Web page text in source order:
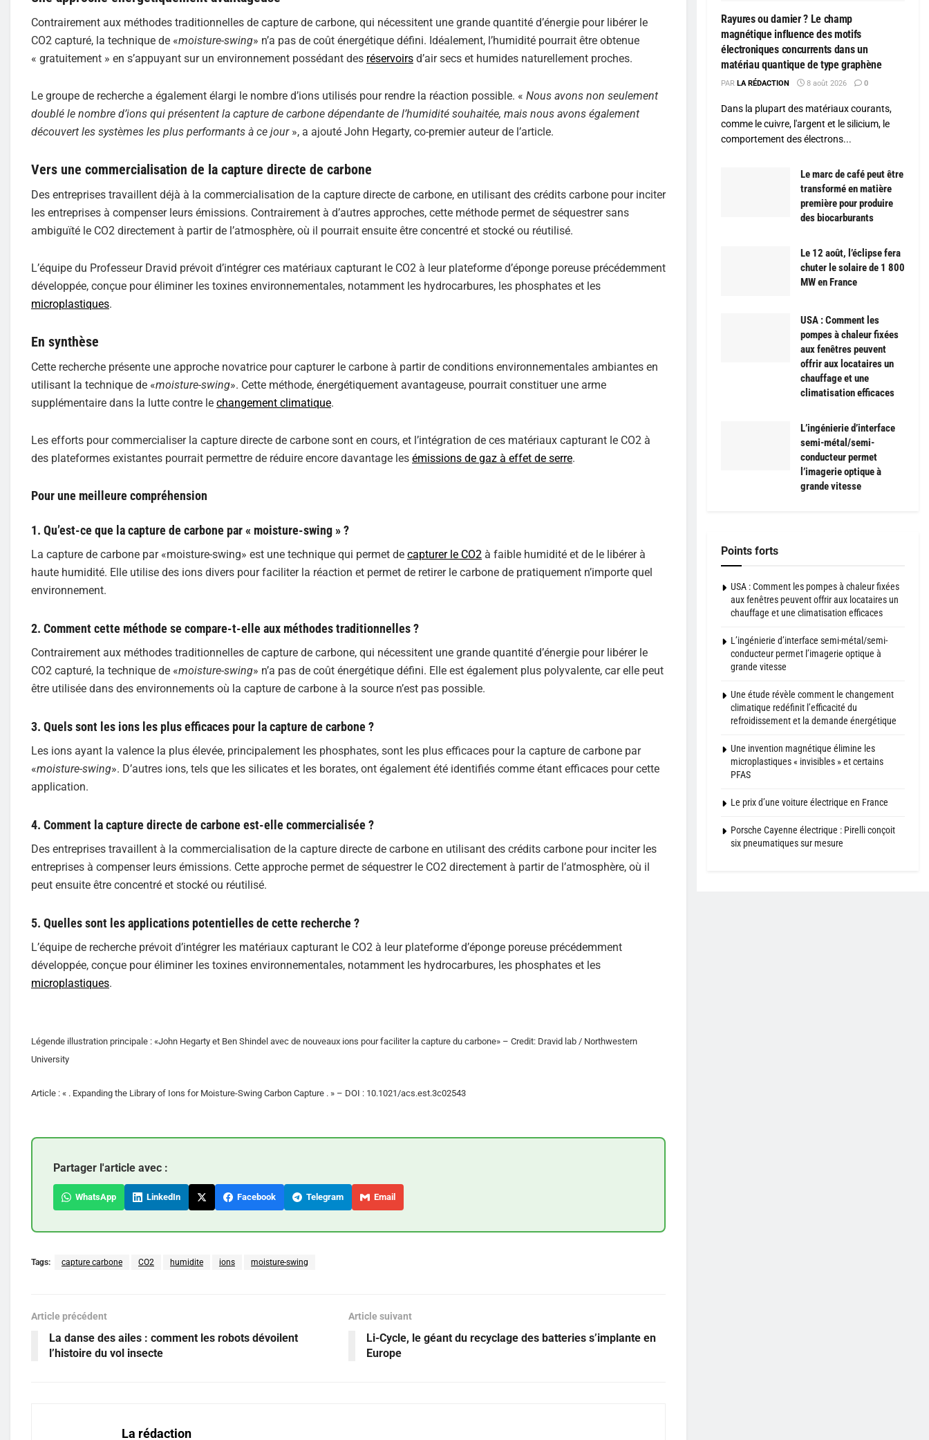
Contrairement aux méthodes traditionnelles de capture de carbone, qui nécessitent une grande quantité d’énergie pour libérer le
CO2 capturé, la technique de «moisture-swing» n’a pas de coût énergétique défini. Idéalement, l’humidité pourrait être obtenue
« gratuitement » en s’appuyant sur un environnement possédant des réservoirs d’air secs et humides naturellement proches.
Le groupe de recherche a également élargi le nombre d’ions utilisés pour rendre la réaction possible. « Nous avons non seulement
doublé le nombre d’ions qui présentent la capture de carbone dépendante de l’humidité souhaitée, mais nous avons également
découvert les systèmes les plus performants à ce jour », a ajouté John Hegarty, co-premier auteur de l’article.
Vers une commercialisation de la capture directe de carbone
Des entreprises travaillent déjà à la commercialisation de la capture directe de carbone, en utilisant des crédits carbone pour inciter
les entreprises à compenser leurs émissions. Contrairement à d’autres approches, cette méthode permet de séquestrer sans
ambiguïté le CO2 directement à partir de l’atmosphère, où il pourrait ensuite être concentré et stocké ou réutilisé.
L’équipe du Professeur Dravid prévoit d’intégrer ces matériaux capturant le CO2 à leur plateforme d’éponge poreuse précédemment
développée, conçue pour éliminer les toxines environnementales, notamment les hydrocarbures, les phosphates et les
microplastiques.
En synthèse
Cette recherche présente une approche novatrice pour capturer le carbone à partir de conditions environnementales ambiantes en
utilisant la technique de «moisture-swing». Cette méthode, énergétiquement avantageuse, pourrait constituer une arme
supplémentaire dans la lutte contre le changement climatique.
Les efforts pour commercialiser la capture directe de carbone sont en cours, et l’intégration de ces matériaux capturant le CO2 à
des plateformes existantes pourrait permettre de réduire encore davantage les émissions de gaz à effet de serre.
Pour une meilleure compréhension
1. Qu’est-ce que la capture de carbone par « moisture-swing » ?
La capture de carbone par «moisture-swing» est une technique qui permet de capturer le CO2 à faible humidité et de le libérer à
haute humidité. Elle utilise des ions divers pour faciliter la réaction et permet de retirer le carbone de pratiquement n’importe quel
environnement.
2. Comment cette méthode se compare-t-elle aux méthodes traditionnelles ?
Contrairement aux méthodes traditionnelles de capture de carbone, qui nécessitent une grande quantité d’énergie pour libérer le
CO2 capturé, la technique de «moisture-swing» n’a pas de coût énergétique défini. Elle est également plus polyvalente, car elle peut
être utilisée dans des environnements où la capture de carbone à la source n’est pas possible.
3. Quels sont les ions les plus efficaces pour la capture de carbone ?
Les ions ayant la valence la plus élevée, principalement les phosphates, sont les plus efficaces pour la capture de carbone par
«moisture-swing». D’autres ions, tels que les silicates et les borates, ont également été identifiés comme étant efficaces pour cette
application.
4. Comment la capture directe de carbone est-elle commercialisée ?
Des entreprises travaillent à la commercialisation de la capture directe de carbone en utilisant des crédits carbone pour inciter les
entreprises à compenser leurs émissions. Cette approche permet de séquestrer le CO2 directement à partir de l’atmosphère, où il
peut ensuite être concentré et stocké ou réutilisé.
5. Quelles sont les applications potentielles de cette recherche ?
L’équipe de recherche prévoit d’intégrer les matériaux capturant le CO2 à leur plateforme d’éponge poreuse précédemment
développée, conçue pour éliminer les toxines environnementales, notamment les hydrocarbures, les phosphates et les
microplastiques.
Légende illustration principale : «John Hegarty et Ben Shindel avec de nouveaux ions pour faciliter la capture du carbone» – Credit: Dravid lab / Northwestern
University
Article : « . Expanding the Library of Ions for Moisture-Swing Carbon Capture . » – DOI : 10.1021/acs.est.3c02543
Partager l'article avec :
WhatsApp LinkedIn Facebook Telegram Email
Tags: capture carbone CO2 humidite ions moisture-swing
Article précédent
La danse des ailes : comment les robots dévoilent
l’histoire du vol insecte
Article suivant
Li-Cycle, le géant du recyclage des batteries s’implante en
Europe
La rédaction
Rayures ou damier ? Le champ
magnétique influence des motifs
électroniques concurrents dans un
matériau quantique de type graphène
PAR LA RÉDACTION 8 août 2026 0
Dans la plupart des matériaux courants,
comme le cuivre, l'argent et le silicium, le
comportement des électrons...
Le marc de café peut être
transformé en matière
première pour produire
des biocarburants
Le 12 août, l’éclipse fera
chuter le solaire de 1 800
MW en France
USA : Comment les
pompes à chaleur fixées
aux fenêtres peuvent
offrir aux locataires un
chauffage et une
climatisation efficaces
L’ingénierie d’interface
semi-métal/semi-
conducteur permet
l’imagerie optique à
grande vitesse
Points forts
USA : Comment les pompes à chaleur fixées
aux fenêtres peuvent offrir aux locataires un
chauffage et une climatisation efficaces
L’ingénierie d’interface semi-métal/semi-
conducteur permet l’imagerie optique à
grande vitesse
Une étude révèle comment le changement
climatique redéfinit l’efficacité du
refroidissement et la demande énergétique
Une invention magnétique élimine les
microplastiques « invisibles » et certains
PFAS
Le prix d’une voiture électrique en France
Porsche Cayenne électrique : Pirelli conçoit
six pneumatiques sur mesure